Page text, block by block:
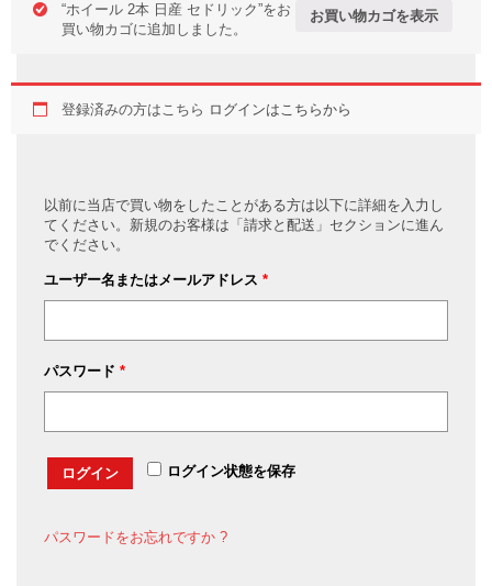
お買い物カゴを表示
“ホイール 2本 日産 セドリック”をお
買い物カゴに追加しました。
登録済みの方はこちら ログインはこちらから
以前に当店で買い物をしたことがある方は以下に詳細を入力し
てください。新規のお客様は「請求と配送」セクションに進ん
でください。
ユーザー名またはメールアドレス *
パスワード *
ログイン状態を保存
ログイン
パスワードをお忘れですか ?